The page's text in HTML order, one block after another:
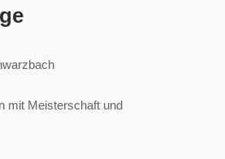
mit Meisterschaft und